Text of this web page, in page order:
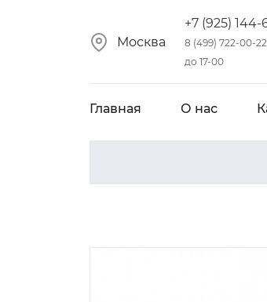
Москва
+7 (925) 144-
8 (499) 722-00-
до 17-00
Главная О нас